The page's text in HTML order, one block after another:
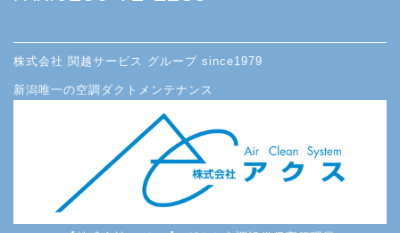
株式会社 関越サービス グループ since1979
新潟唯一の空調ダクトメンテナンス